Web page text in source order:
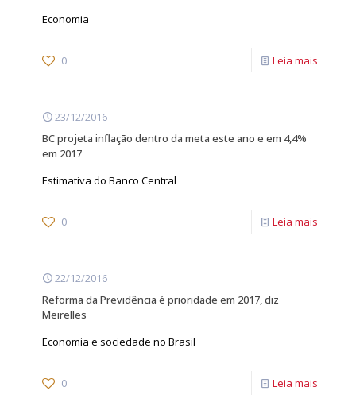
Economia
0 Leia mais
23/12/2016
BC projeta inflação dentro da meta este ano e em 4,4%
em 2017
Estimativa do Banco Central
0 Leia mais
22/12/2016
Reforma da Previdência é prioridade em 2017, diz
Meirelles
Economia e sociedade no Brasil
0 Leia mais